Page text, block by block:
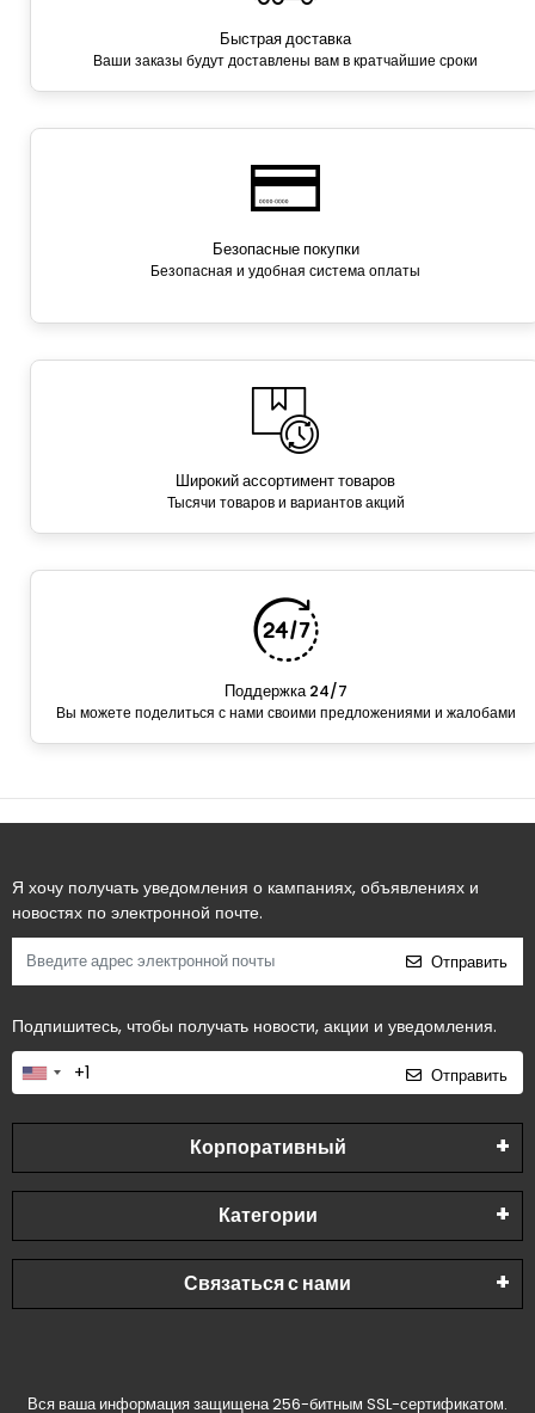
Быстрая доставка
Ваши заказы будут доставлены вам в кратчайшие сроки
Безопасные покупки
Безопасная и удобная система оплаты
Широкий ассортимент товаров
Тысячи товаров и вариантов акций
Поддержка 24/7
Вы можете поделиться с нами своими предложениями и жалобами
Я хочу получать уведомления о кампаниях, объявлениях и
новостях по электронной почте.
Отправить
Подпишитесь, чтобы получать новости, акции и уведомления.
Отправить
Корпоративный
Категории
Связаться с нами
Вся ваша информация защищена 256-битным SSL-сертификатом.